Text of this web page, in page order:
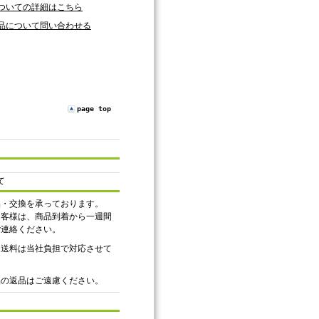
いての詳細はこちら
について問い合わせる
page top
交換を承っております。
様は、商品到着から一週間
絡ください。
料は当社負担で対応させて
返品はご遠慮ください。